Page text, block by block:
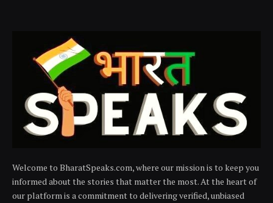
Welcome to BharatSpeaks.com, where our mission is to keep you
informed about the stories that matter the most. At the heart of
our platform is a commitment to delivering verified, unbiased